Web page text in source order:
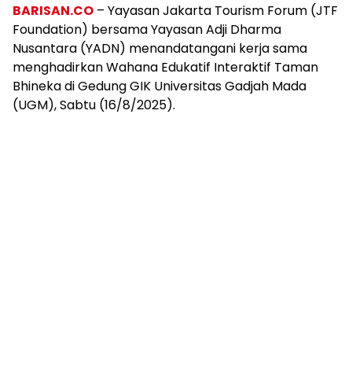
BARISAN.CO – Yayasan Jakarta Tourism Forum (JTF
Foundation) bersama Yayasan Adji Dharma
Nusantara (YADN) menandatangani kerja sama
menghadirkan Wahana Edukatif Interaktif Taman
Bhineka di Gedung GIK Universitas Gadjah Mada
(UGM), Sabtu (16/8/2025).